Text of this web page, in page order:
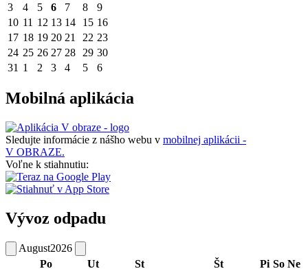
3
4 5 6 7 8
9
10 11 12 13 14 15 16
17 18 19 20 21 22 23
24 25 26 27 28 29 30
31 1 2 3 4 5 6
Mobilná aplikácia
Sledujte informácie z nášho webu v mobilnej aplikácii -
V OBRAZE.
Voľne k stiahnutiu:
Vývoz odpadu
August2026
Po
Ut St Št Pi So Ne